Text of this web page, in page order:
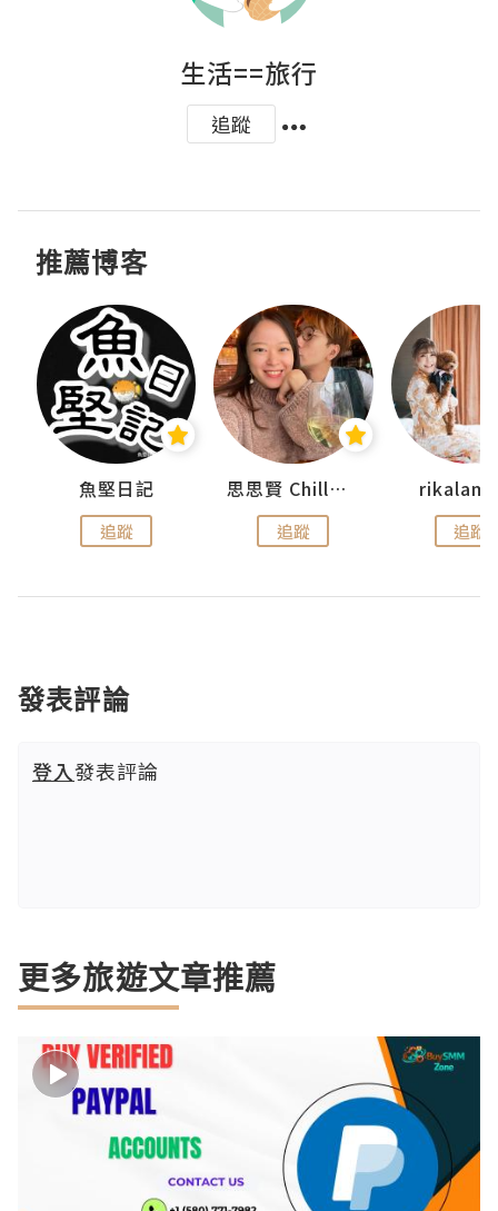
生活==旅行
追蹤
推薦博客
魚堅日記
追蹤
思思賢 ChillMyBabe
追蹤 追蹤
發表評論
登入發表評論
更多旅遊文章推薦